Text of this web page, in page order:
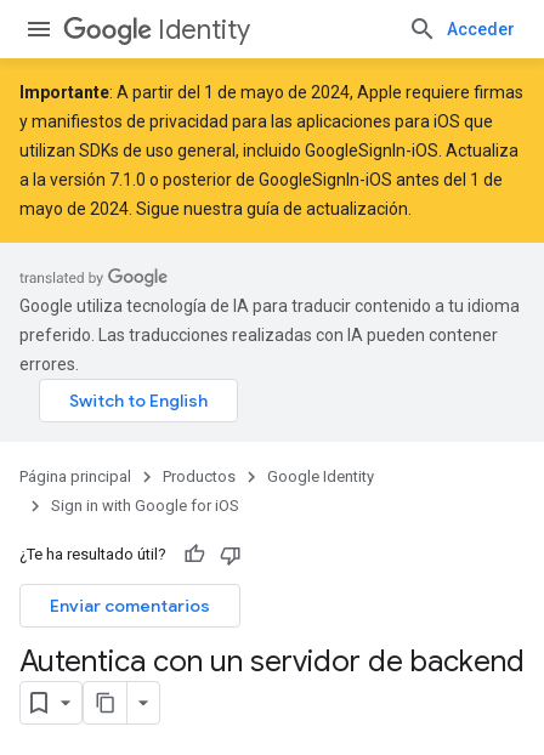
Identity Acceder
Importante: A partir del 1 de mayo de 2024, Apple requiere firmas
y manifiestos de privacidad para las aplicaciones para iOS que
utilizan SDKs de uso general, incluido GoogleSignIn-iOS. Actualiza
a la versión 7.1.0 o posterior de GoogleSignIn-iOS antes del 1 de
mayo de 2024. Sigue nuestra guía de actualización
Google utiliza tecnología de IA para traducir contenido a tu idioma
preferido. Las traducciones realizadas con IA pueden contener
errores.
Página principal Productos
Google Identity
Sign in with Google for iOS
¿Te ha resultado útil?
Enviar comentarios
Autentica con un servidor de backend